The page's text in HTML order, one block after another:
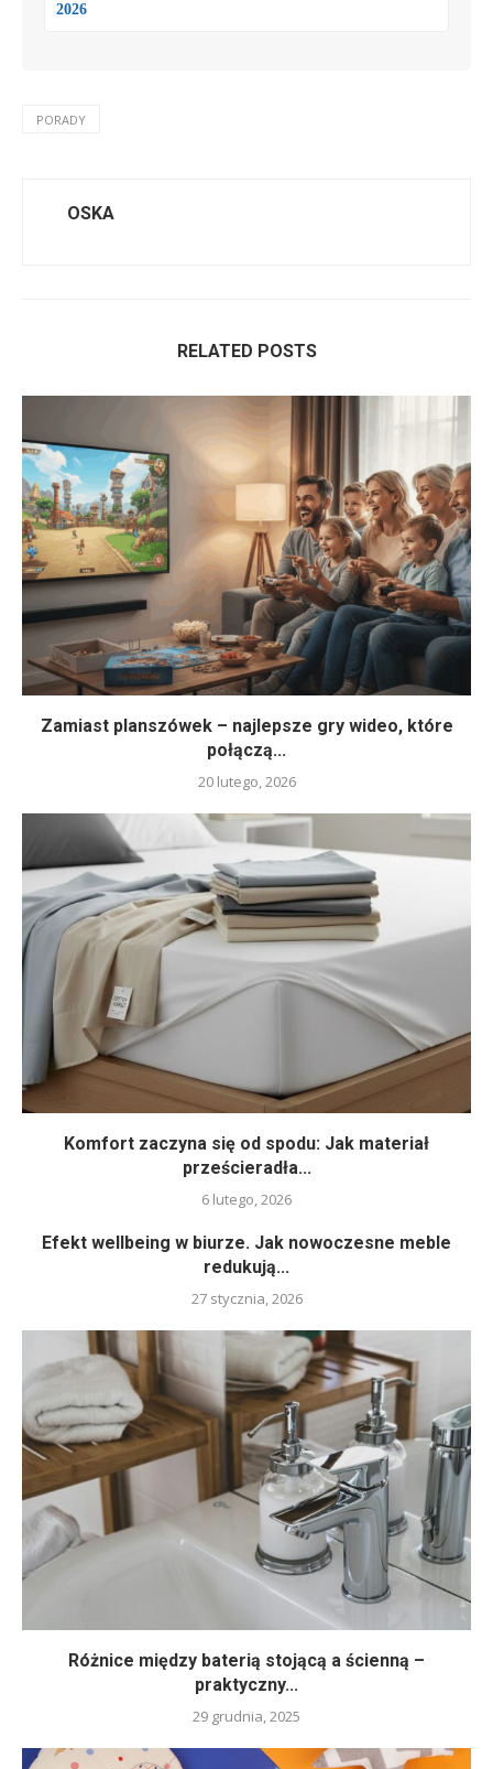
2026
PORADY
OSKA
RELATED POSTS
Zamiast planszówek – najlepsze gry wideo, które
połączą...
20 lutego, 2026
Komfort zaczyna się od spodu: Jak materiał
prześcieradła...
6 lutego, 2026
Efekt wellbeing w biurze. Jak nowoczesne meble
redukują...
27 stycznia, 2026
Różnice między baterią stojącą a ścienną –
praktyczny...
29 grudnia, 2025